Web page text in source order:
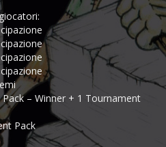
– Winner + 1 Tournament
Pack